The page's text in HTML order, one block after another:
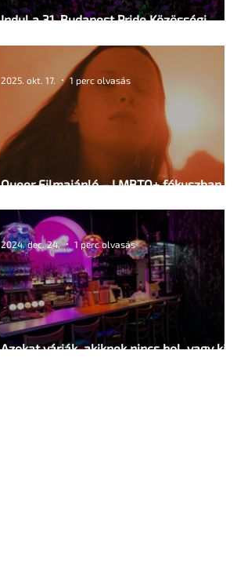
Indul a 31. Budapest Pride Közösségi
Queer Filmajánló – LMBTQ+ fókuszban a
2025. okt. 17. 1 perc olvasás
Azokat várják, akiknek nincs hol, vagy kivel
2024. dec. 24. 1 perc olvasás